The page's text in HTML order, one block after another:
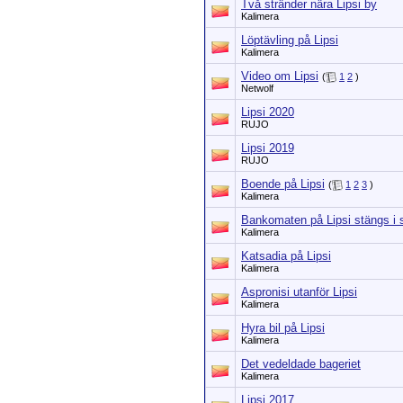
Två stränder nära Lipsi by
Kalimera
Löptävling på Lipsi
Kalimera
Video om Lipsi ( 1 2 )
Netwolf
Lipsi 2020
RUJO
Lipsi 2019
RUJO
Boende på Lipsi ( 1 2 3 )
Kalimera
Bankomaten på Lipsi stängs i
Kalimera
Katsadia på Lipsi
Kalimera
Aspronisi utanför Lipsi
Kalimera
Hyra bil på Lipsi
Kalimera
Det vedeldade bageriet
Kalimera
Lipsi 2017